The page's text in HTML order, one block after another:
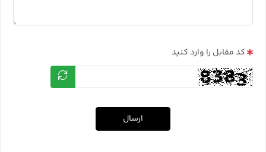
کد مقابل را وارد کنید
ارسال